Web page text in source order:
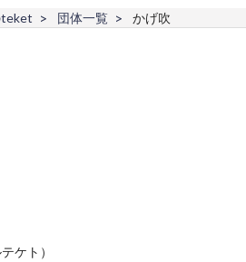
teket 団体一覧 かげ吹
ケト）